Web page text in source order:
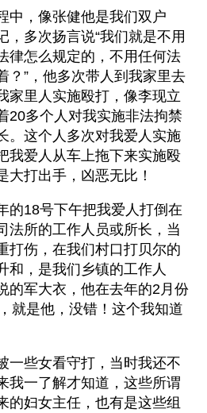
中，像张健他是我们双户
，多次扬言说“我们就是不用
律怎么规定的，不用任何法
？”，他多次带人到我家里去
家里人实施殴打，像李现立
20多个人对我实施非法拘禁
。这个人多次对我爱人实施
我爱人从车上拖下来实施殴
大打出手，凶恶无比！
的18号下午把我爱人打倒在
法所的工作人员或所长，当
打伤，在我们村口打贝尔的
和，是我们乡镇的工作人
的军大衣，他在去年的2月份
就是他，没错！这个我知道
一些女看守打，当时我还不
我一了解才知道，这些所谓
的妇女主任，也有是这些组